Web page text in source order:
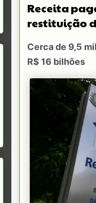
Receita
restituição
Cerca de 9,5
R$ 16 bilhões